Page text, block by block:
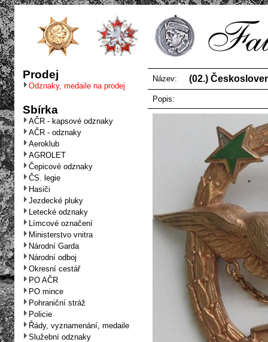
Prodej
Odznaky, medaile na prodej
Sbírka
AČR - kapsové odznaky
AČR - odznaky
Aeroklub
AGROLET
Čepicové odznaky
ČS. legie
Hasiči
Jezdecké pluky
Letecké odznaky
Límcové označení
Ministerstvo vnitra
Národní Garda
Národní odboj
Okresní cestář
PO AČR
PO mince
Pohraniční stráž
Policie
Řády, vyznamenání, medaile
Služební odznaky
Název: (02.)
Popis: